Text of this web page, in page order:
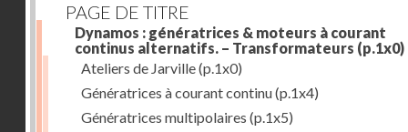
PAGE DE TITRE
Dynamos : génératrices & moteurs à courant
continus alternatifs. – Transformateurs (p.1x0)
Ateliers de Jarville(p.1x0)
Génératrices à courant continu(p.1x4)
Génératrices multipolaires (p.1x5)